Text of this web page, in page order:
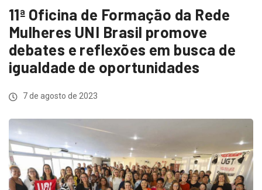
11ª Oficina de Formação da Rede
Mulheres UNI Brasil promove
debates e reflexões em busca de
igualdade de oportunidades
7 de agosto de 2023